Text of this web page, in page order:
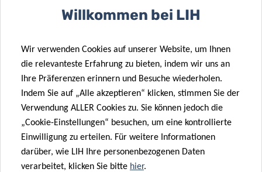
sehr niedrig sind, was wahrscheinlich auf
19-bedingte Hygienemaßnahmen
zurückzuführen ist, befürchten
Wissenschaftler und Fachleute des
öffentlichen Gesundheitswesens, dass ein
neues Wiederaufflammen bevorsteht, wenn
nicht wirksame und rechtzeitige
Impfkampagnen die bestehenden Impflücken
Willkommen bei LIH
Wir verwenden Cookies auf unserer Website, um Ihnen
die relevanteste Erfahrung zu bieten, indem wir uns an
Ihre Präferenzen erinnern und Besuche wiederholen.
Indem Sie auf „Alle akzeptieren“ klicken, stimmen Sie der
Verwendung ALLER Cookies zu. Sie können jedoch die
„Cookie-Einstellungen“ besuchen, um eine kontrollierte
Einwilligung zu erteilen. Für weitere Informationen
darüber, wie LIH Ihre personenbezogenen Daten
verarbeitet, klicken Sie bitte hier.